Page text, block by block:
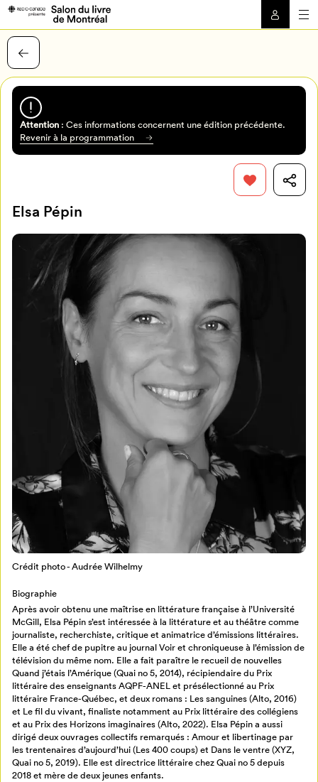
Mon Salon
Programmation
Billetterie
Retour à l’accueil
Attention: Ces informations concernent une édition précédente.
Revenir à la programmation
Elsa Pépin
Crédit photo - Audrée Wilhelmy
Biographie
Après avoir obtenu une maîtrise en littérature française à l’Université
McGill, Elsa Pépin s’est intéressée à la littérature et au théâtre comme
journaliste, recherchiste, critique et animatrice d’émissions littéraires.
Elle a été chef de pupitre au journal Voir et chroniqueuse à l’émission de
télévision du même nom. Elle a fait paraître le recueil de nouvelles
Quand j’étais l’Amérique (Quai no 5, 2014), récipiendaire du Prix
littéraire des enseignants AQPF-ANEL et présélectionné au Prix
littéraire France-Québec, et deux romans : Les sanguines (Alto, 2016)
et Le fil du vivant, finaliste notamment au Prix littéraire des collégiens
et au Prix des Horizons imaginaires (Alto, 2022). Elsa Pépin a aussi
dirigé deux ouvrages collectifs remarqués : Amour et libertinage par
les trentenaires d’aujourd’hui (Les 400 coups) et Dans le ventre (XYZ,
Quai no 5, 2019). Elle est directrice littéraire chez Quai no 5 depuis
2018 et mère de deux jeunes enfants.
Pour enregistrer vos favoris,
connectez-vous ou créez votre profil
Mon Salon
Se connecter
Créer un profil
Annuler